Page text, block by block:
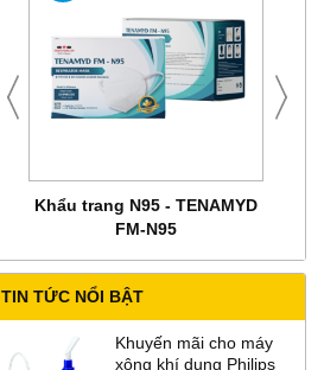
Khẩu trang N95 - TENAMYD
FM-N95
TIN TỨC NỔI BẬT
Khuyến mãi cho máy
xông khí dung Philips